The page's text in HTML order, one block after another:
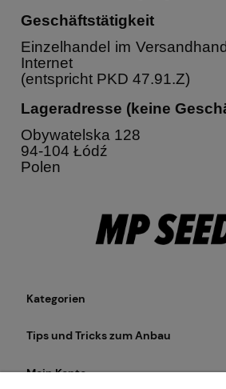
Geschäftstätigkeit
Einzelhandel im
Internet
(entspricht PKD 47.91.Z)
Lageradresse (keine
Obywatelska 128
94-104 Łódź
Polen
Kategorien
Tips und Tricks zum Anbau
Mein Konto